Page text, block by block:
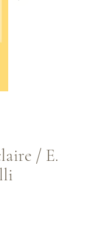
/ E.